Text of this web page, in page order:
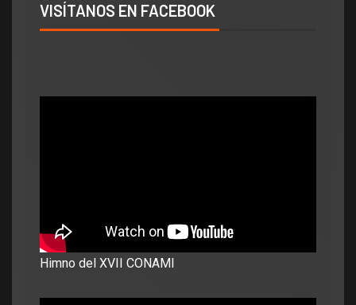
VISÍTANOS EN FACEBOOK
Himno del XVII CONAMI